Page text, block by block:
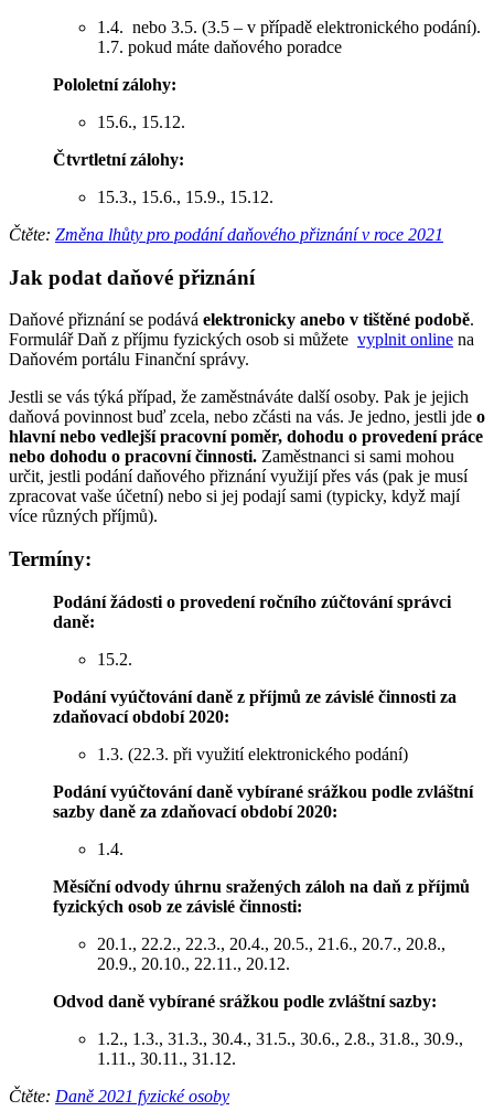
1.4. nebo 3.5. (3.5 – v případě elektronického podání).
1.7. pokud máte daňového poradce
Pololetní zálohy:
15.6., 15.12.
Čtvrtletní zálohy:
15.3., 15.6., 15.9., 15.12.
Čtěte: Změna lhůty pro podání daňového přiznání v roce 2021
Jak podat daňové přiznání
Daňové přiznání se podává elektronicky anebo v tištěné podobě.
Formulář Daň z příjmu fyzických osob si můžete vyplnit online na
Daňovém portálu Finanční správy.
Jestli se vás týká případ, že zaměstnáváte další osoby. Pak je jejich
daňová povinnost buď zcela, nebo zčásti na vás. Je jedno, jestli jde o
hlavní nebo vedlejší pracovní poměr, dohodu o provedení práce
nebo dohodu o pracovní činnosti. Zaměstnanci si sami mohou
určit, jestli podání daňového přiznání využijí přes vás (pak je musí
zpracovat vaše účetní) nebo si jej podají sami (typicky, když mají
více různých příjmů).
Termíny:
Podání žádosti o provedení ročního zúčtování správci
daně:
15.2.
Podání vyúčtování daně z příjmů ze závislé činnosti za
zdaňovací období 2020:
1.3. (22.3. při využití elektronického podání)
Podání vyúčtování daně vybírané srážkou podle zvláštní
sazby daně za zdaňovací období 2020:
1.4.
Měsíční odvody úhrnu sražených záloh na daň z příjmů
fyzických osob ze závislé činnosti:
20.1., 22.2., 22.3., 20.4., 20.5., 21.6., 20.7., 20.8.,
20.9., 20.10., 22.11., 20.12.
Odvod daně vybírané srážkou podle zvláštní sazby:
1.2., 1.3., 31.3., 30.4., 31.5., 30.6., 2.8., 31.8., 30.9.,
1.11., 30.11., 31.12.
Čtěte: Daně 2021 fyzické osoby